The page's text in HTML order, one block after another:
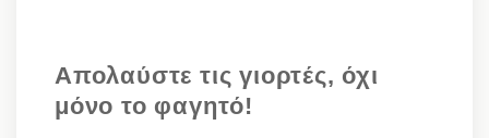
Απολαύστε τις γιορτές, όχι
μόνο το φαγητό!